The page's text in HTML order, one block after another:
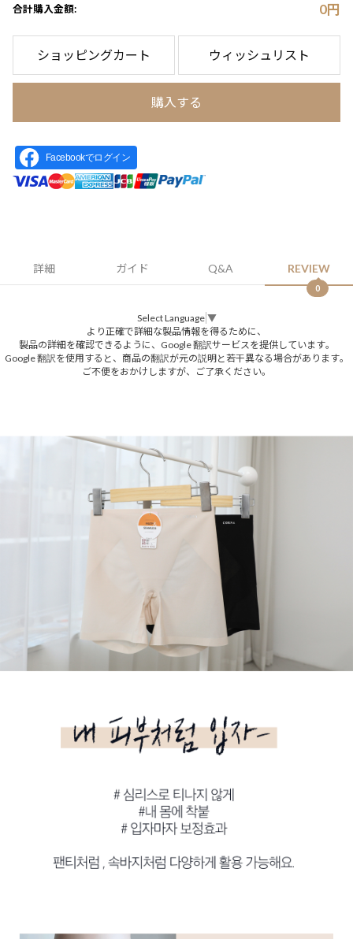
合計購入金額: 0円
ショッピングカート ウィッシュリスト
購入する
Facebookでログイン
詳細 ガイド Q&A REVIEW
0
Select Language ▼
より正確で詳細な製品情報を得るために、
製品の詳細を確認できるように、Google 翻訳サービスを提供しています。
Google 翻訳を使用すると、商品の翻訳が元の説明と若干異なる場合があります。
ご不便をおかけしますが、ご了承ください。